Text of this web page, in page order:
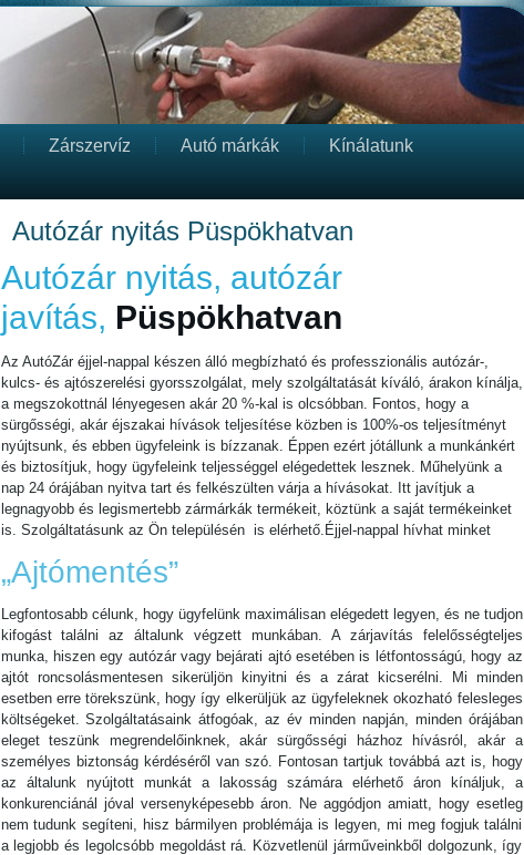
Zárszervíz Autó márkák
Kínálatunk
Autózár nyitás Püspökhatvan
Autózár nyitás, autózár
javítás, Püspökhatvan
Az AutóZár éjjel-nappal készen álló megbízható és professzionális autózár-,
kulcs- és ajtószerelési gyorsszolgálat, mely szolgáltatását kíváló, árakon kínálja,
a megszokottnál lényegesen akár 20 %-kal is olcsóbban. Fontos, hogy a
sürgősségi, akár éjszakai hívások teljesítése közben is 100%-os teljesítményt
nyújtsunk, és ebben ügyfeleink is bízzanak. Éppen ezért jótállunk a munkánkért
és biztosítjuk, hogy ügyfeleink teljességgel elégedettek lesznek. Műhelyünk a
nap 24 órájában nyitva tart és felkészülten várja a hívásokat. Itt javítjuk a
legnagyobb és legismertebb zármárkák termékeit, köztünk a saját termékeinket
is. Szolgáltatásunk az Ön településén is elérhető.Éjjel-nappal hívhat minket
„Ajtómentés”
Legfontosabb célunk, hogy ügyfelünk maximálisan elégedett legyen, és ne tudjon
kifogást találni az általunk végzett munkában. A zárjavítás felelősségteljes
munka, hiszen egy autózár vagy bejárati ajtó esetében is létfontosságú, hogy az
ajtót roncsolásmentesen sikerüljön kinyitni és a zárat kicserélni. Mi minden
esetben erre törekszünk, hogy így elkerüljük az ügyfeleknek okozható felesleges
költségeket. Szolgáltatásaink átfogóak, az év minden napján, minden órájában
eleget teszünk megrendelőinknek, akár sürgősségi házhoz hívásról, akár a
személyes biztonság kérdéséről van szó. Fontosan tartjuk továbbá azt is, hogy
az általunk nyújtott munkát a lakosság számára elérhető áron kínáljuk, a
konkurenciánál jóval versenyképesebb áron. Ne aggódjon amiatt, hogy esetleg
nem tudunk segíteni, hisz bármilyen problémája is legyen, mi meg fogjuk találni
a legjobb és legolcsóbb megoldást rá. Közvetlenül járműveinkből dolgozunk, így